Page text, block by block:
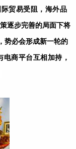
贸易受阻，海外品
逐步完善的局面下将
势必会形成新一轮的
电商平台互相加持，